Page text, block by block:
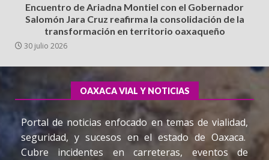
Encuentro de Ariadna Montiel con el Gobernador
Salomón Jara Cruz reafirma la consolidación de la
transformación en territorio oaxaqueño
30 julio 2026
OAXACA VIAL Y NOTICIAS
Portal de noticias enfocado en temas de vialidad,
seguridad, y sucesos en el estado de Oaxaca.
Cubre incidentes en carreteras, eventos de